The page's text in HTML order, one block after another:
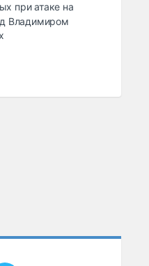
при атаке на
Владимиром